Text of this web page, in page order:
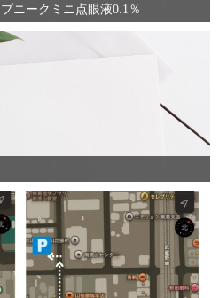
ニークミニ点眼液0.1％